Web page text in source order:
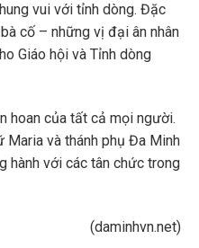
vui với tỉnh dòng. Đặc
cố – những vị đại ân nhân
Giáo hội và Tỉnh dòng
hoan của tất cả mọi người.
Maria và thánh phụ Đa Minh
hành với các tân chức trong
(daminhvn.net)